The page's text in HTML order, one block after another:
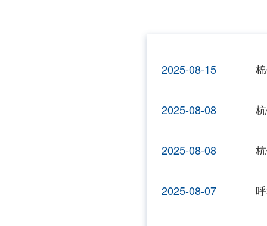
2025-08-15
2025-08-08
2025-08-08
2025-08-07